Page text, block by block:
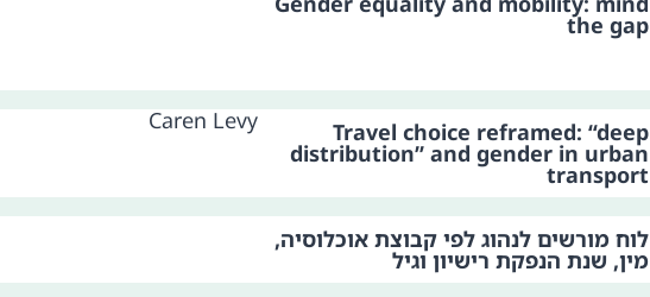
the gap
Travel choice reframed: “deep
distribution” and gender in urban
transport
Caren Levy
לוח מורשים לנהוג לפי קבוצת אוכלוסיה,
מין, שנת הנפקת רישיון וגיל